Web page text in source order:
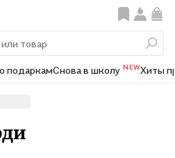
подаркамСнова в школу NEWХиты